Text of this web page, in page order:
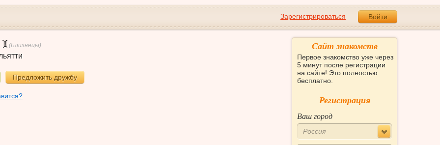
Зарегистрироваться Войти
(Близнецы)
Предложить дружбу
Сайт знакомств
Первое знакомство уже через
5 минут после регистрации
на сайте! Это полностью
бесплатно.
Регистрация
Ваш город
Россия